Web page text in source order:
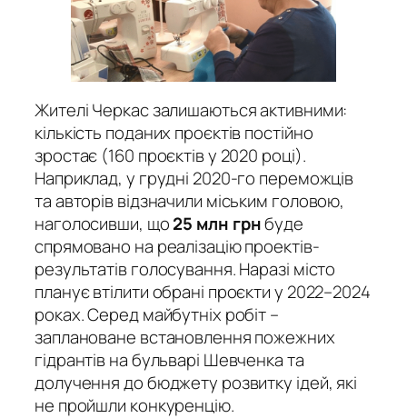
Жителі Черкас залишаються активними:
кількість поданих проєктів постійно
зростає (160 проєктів у 2020 році).
Наприклад, у грудні 2020-го переможців
та авторів відзначили міським головою,
наголосивши, що25 млн грнбуде
спрямовано на реалізацію проектів-
результатів голосування. Наразі місто
планує втілити обрані проєкти у 2022–2024
роках. Серед майбутніх робіт –
заплановане встановлення пожежних
гідрантів на бульварі Шевченка та
долучення до бюджету розвитку ідей, які
не пройшли конкуренцію.